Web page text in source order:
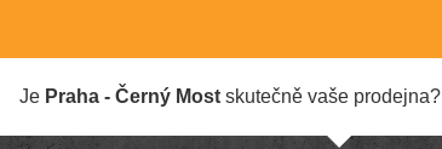
Je Praha - Černý Most skutečně vaše prodejna?